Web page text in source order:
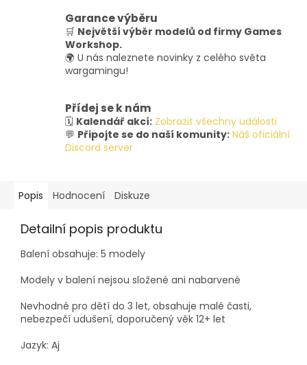
Garance výběru
🛒 Největší výběr modelů od firmy Games
Workshop.
🌍 U nás naleznete novinky z celého světa
wargamingu!
Přídej se k nám
🗓️ Kalendář akcí: Zobrazit všechny události
💬 Připojte se do naší komunity: Náš oficiální
Discord server
Popis Hodnocení Diskuze
Detailní popis produktu
Balení obsahuje: 5 modely
Modely v balení nejsou složené ani nabarvené
Nevhodné pro dětí do 3 let, obsahuje malé časti,
nebezpečí udušení, doporučený věk 12+ let
Jazyk: Aj